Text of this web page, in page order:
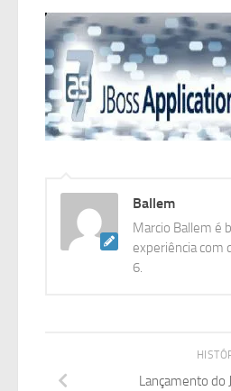
Ballem
Marcio Ballem é
experiência com
6.
Lançamento do